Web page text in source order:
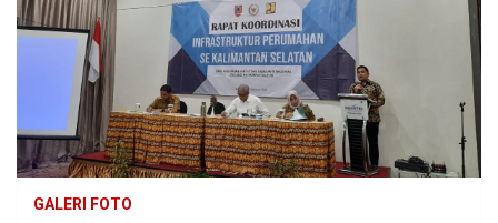
GALERI FOTO